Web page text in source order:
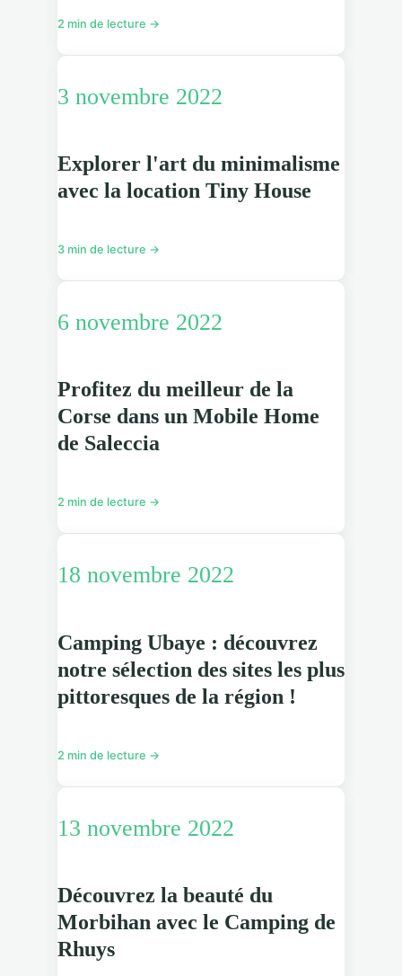
2 min de lecture →
3 novembre 2022
Explorer l'art du minimalisme
avec la location Tiny House
3 min de lecture →
6 novembre 2022
Profitez du meilleur de la
Corse dans un Mobile Home
de Saleccia
2 min de lecture →
18 novembre 2022
Camping Ubaye : découvrez
notre sélection des sites les plus
pittoresques de la région !
2 min de lecture →
13 novembre 2022
Découvrez la beauté du
Morbihan avec le Camping de
Rhuys